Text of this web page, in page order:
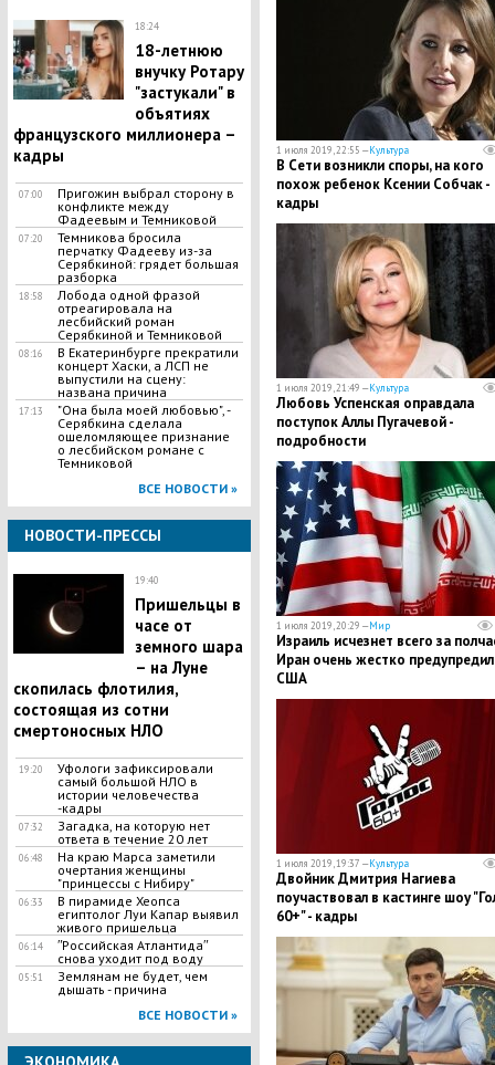
18:24
​18-летнюю
внучку Ротару
"застукали" в
объятиях
французского миллионера –
кадры
07:00
Пригожин выбрал сторону в
конфликте между
Фадеевым и Темниковой
07:20
Темникова бросила
перчатку Фадееву из-за
Серябкиной: грядет большая
разборка
18:58
Лобода одной фразой
отреагировала на
лесбийский роман
Серябкиной и Темниковой
08:16
В Екатеринбурге прекратили
концерт Хаски, а ЛСП не
выпустили на сцену:
названа причина
17:13
"Она была моей любовью", -
Серябкина сделала
ошеломляющее признание
о лесбийском романе с
Темниковой
ВСЕ НОВОСТИ »
НОВОСТИ-ПРЕССЫ
19:40
Пришельцы в
часе от
земного шара
– на Луне
скопилась флотилия,
состоящая из сотни
смертоносных НЛО
19:20
Уфологи зафиксировали
самый большой НЛО в
истории человечества
-кадры
07:32
Загадка, на которую нет
ответа в течение 20 лет
06:48
На краю Марса заметили
очертания женщины
"принцессы с Нибиру"
06:33
В пирамиде Хеопса
египтолог Луи Капар выявил
живого пришельца
06:14
ʺРоссийская Атлантидаʺ
снова уходит под воду
05:51
Землянам не будет, чем
дышать - причина
ВСЕ НОВОСТИ »
1 июля 2019, 22:55 —Культура
В Сети возникли споры, на кого
похож ребенок Ксении Собчак -
кадры
1 июля 2019, 21:49 —Культура
Любовь Успенская оправдала
поступок Аллы Пугачевой -
подробности
1 июля 2019, 20:29 —Мир
Израиль исчезнет всего за
Иран очень жестко предупредил
США
1 июля 2019, 19:37 —Культура
Двойник Дмитрия Нагиева
поучаствовал в кастинге шоу
60+" - кадры